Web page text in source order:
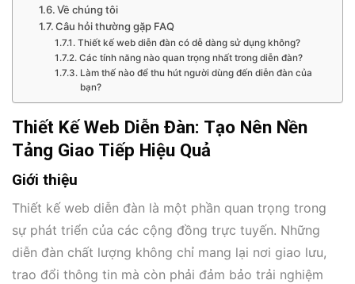
Về chúng tôi
Câu hỏi thường gặp FAQ
Thiết kế web diễn đàn có dễ dàng sử dụng không?
Các tính năng nào quan trọng nhất trong diễn đàn?
Làm thế nào để thu hút người dùng đến diễn đàn của
bạn?
Thiết Kế Web Diễn Đàn: Tạo Nên Nền
Tảng Giao Tiếp Hiệu Quả
Giới thiệu
Thiết kế web diễn đàn là một phần quan trọng trong
sự phát triển của các cộng đồng trực tuyến. Những
diễn đàn chất lượng không chỉ mang lại nơi giao lưu,
trao đổi thông tin mà còn phải đảm bảo trải nghiệm